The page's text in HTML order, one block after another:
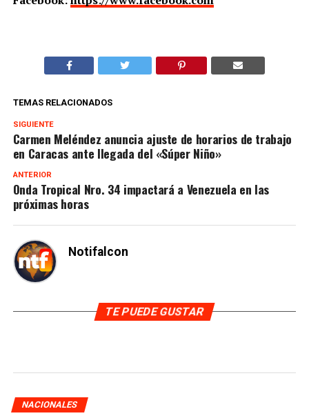
TEMAS RELACIONADOS
SIGUIENTE
Carmen Meléndez anuncia ajuste de horarios de trabajo
en Caracas ante llegada del «Súper Niño»
ANTERIOR
Onda Tropical Nro. 34 impactará a Venezuela en las
próximas horas
Notifalcon
TE PUEDE GUSTAR
NACIONALES